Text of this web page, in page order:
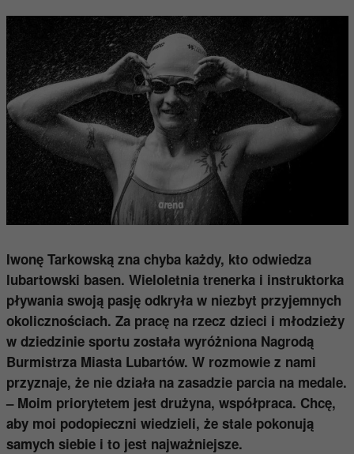
Iwonę Tarkowską zna chyba każdy, kto odwiedza
lubartowski basen. Wieloletnia trenerka i instruktorka
pływania swoją pasję odkryła w niezbyt przyjemnych
okolicznościach. Za pracę na rzecz dzieci i młodzieży
w dziedzinie sportu została wyróżniona Nagrodą
Burmistrza Miasta Lubartów. W rozmowie z nami
przyznaje, że nie działa na zasadzie parcia na medale.
– Moim priorytetem jest drużyna, współpraca. Chcę,
aby moi podopieczni wiedzieli, że stale pokonują
samych siebie i to jest najważniejsze.